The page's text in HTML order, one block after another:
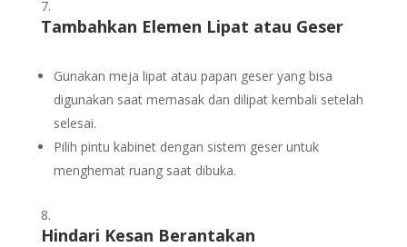
Tambahkan Elemen Lipat atau Geser
Gunakan meja lipat atau papan geser yang bisa
digunakan saat memasak dan dilipat kembali setelah
selesai.
Pilih pintu kabinet dengan sistem geser untuk
menghemat ruang saat dibuka.
Hindari Kesan Berantakan